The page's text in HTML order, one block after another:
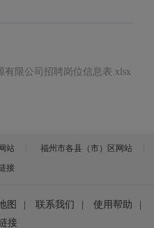
有限公司招聘岗位信息表.xlsx
站
福州市各县（市）区网站
接
图 联系我们 使用帮助
接